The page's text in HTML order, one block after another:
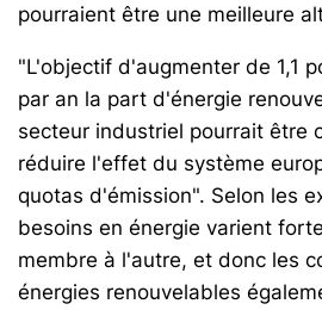
pourraient être une meilleure
"L'objectif d'augmenter de 1,1
par an la part d'énergie
secteur industriel pourrait être
réduire l'effet du système
quotas d'émission". Selon les
besoins en énergie varient
membre à l'autre, et donc les
énergies renouvelables